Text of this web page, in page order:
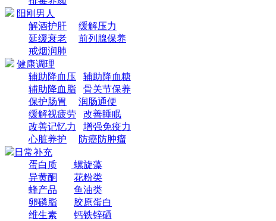
阳刚男人
解酒护肝
缓解压力
延缓衰老
前列腺保养
戒烟润肺
健康调理
辅助降血压
辅助降血糖
辅助降血脂
骨关节保养
保护肠胃
润肠通便
缓解视疲劳
改善睡眠
改善记忆力
增强免疫力
心脏养护
防癌防肿瘤
日常补充
蛋白质
螺旋藻
异黄酮
花粉类
蜂产品
鱼油类
卵磷脂
胶原蛋白
维生素
钙铁锌硒